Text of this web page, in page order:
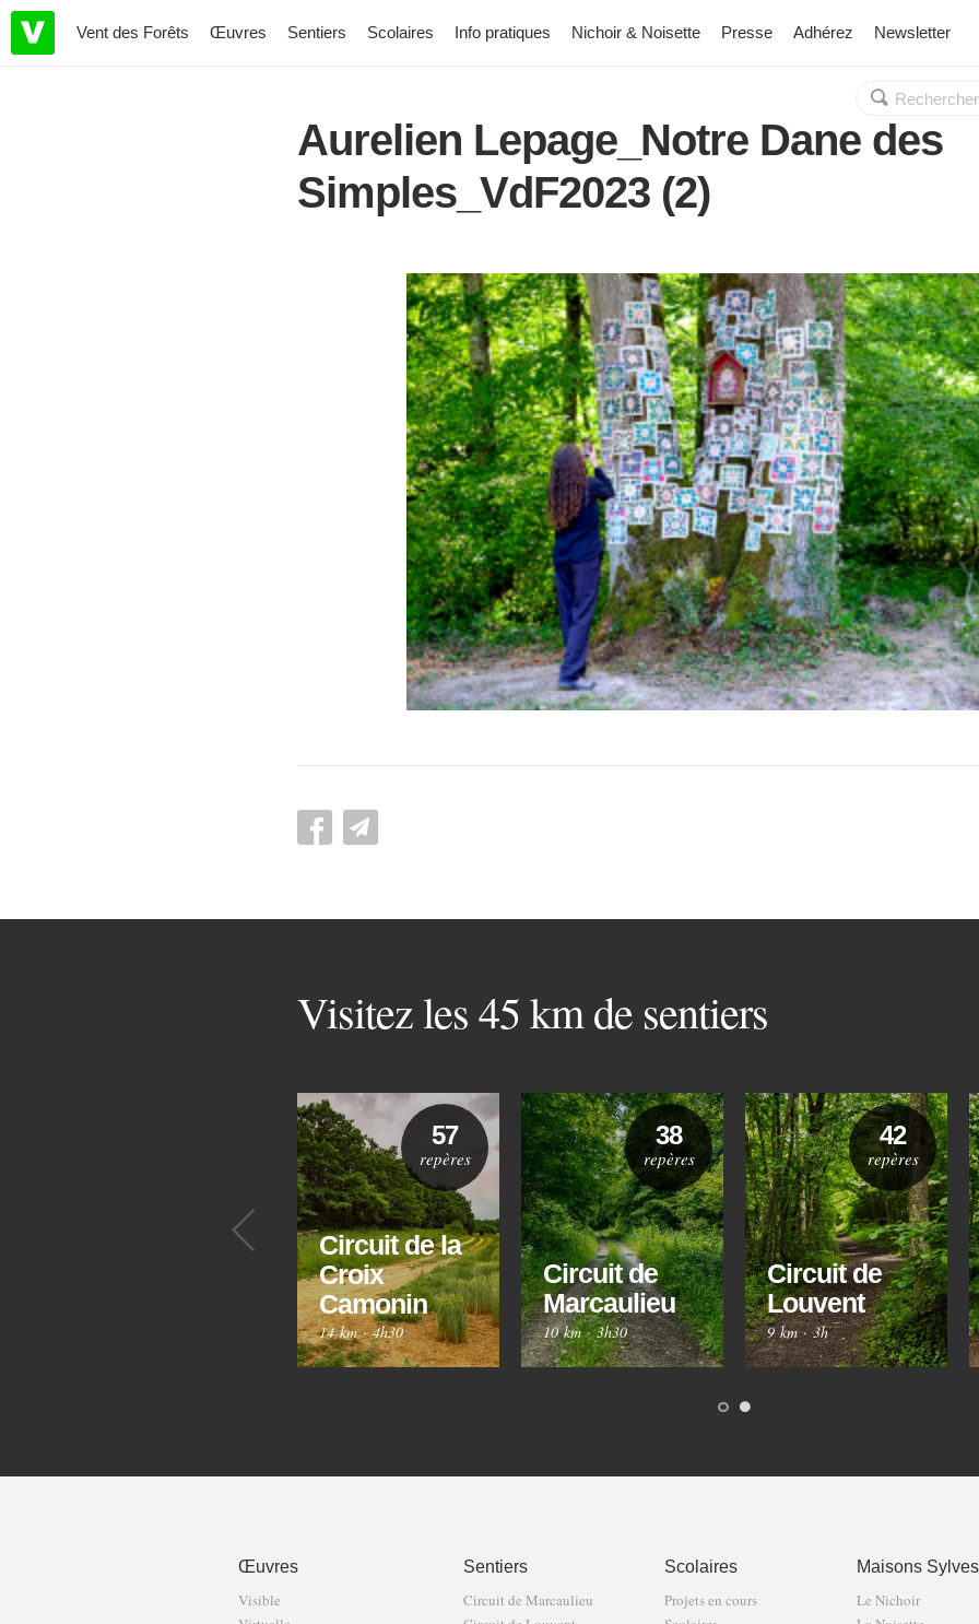
Vent des Forêts Œuvres Sentiers Scolaires Info pratiques Nichoir & Noisette Presse Adhérez Newsletter
Rechercher :
OK
Aurelien Lepage_Notre Dane des
Simples_VdF2023 (2)
Visitez les 45 km de sentiers
Précédent
Circuit de la
Croix
Camonin
14 km·4h30
57
repères
Circuit de
Marcaulieu
10 km·3h30
38
repères
Circuit de
Louvent
9 km·3h
42
repères
Œuvres
Visible
Sentiers
Circuit de Marcaulieu
Scolaires
Projets en cours
Maisons
Le Nichoir